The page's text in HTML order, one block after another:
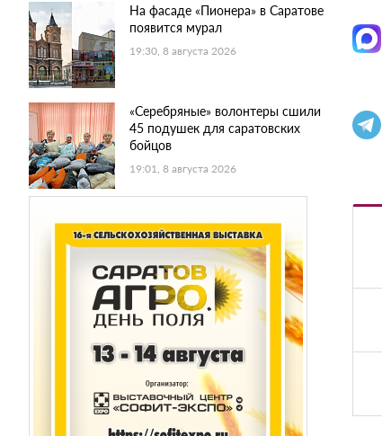
На фасаде «Пионера» в Саратове
появится мурал
19:30, 8 августа 2026
«Серебряные» волонтеры сшили
45 подушек для саратовских
бойцов
19:01, 8 августа 2026